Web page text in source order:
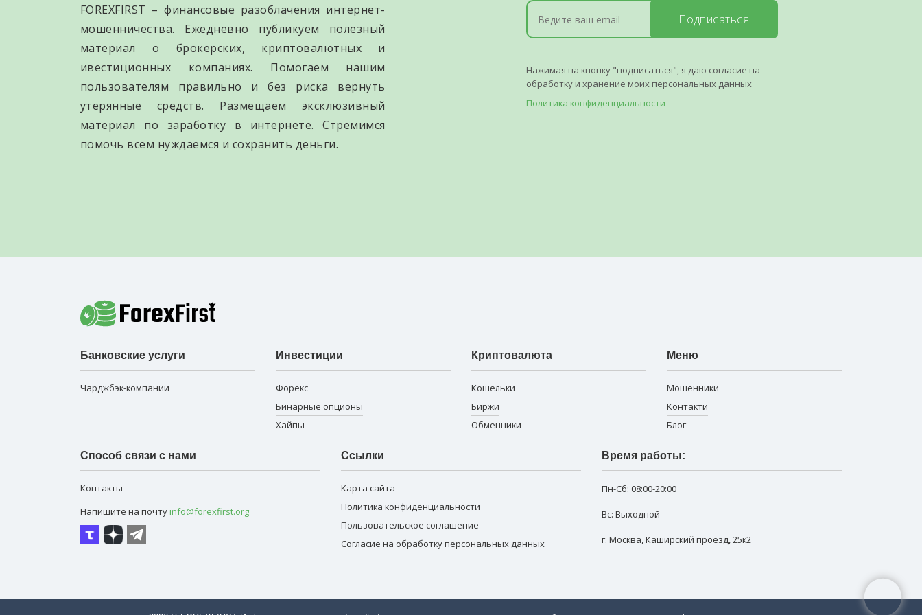
FOREXFIRST – финансовые разоблачения интернет-
мошенничества. Ежедневно публикуем полезный
материал о брокерских, криптовалютных и
ивестиционных компаниях. Помогаем нашим
пользователям правильно и без риска вернуть
утерянные средств. Размещаем эксклюзивный
материал по заработку в интернете. Стремимся
помочь всем нуждаемся и сохранить деньги.
Подписаться
Нажимая на кнопку "подписаться", я даю согласие на
обработку и хранение моих персональных данных
Политика конфиденциальности
Банковские услуги
Чарджбэк-компании
Инвестиции
Форекс
Бинарные опционы
Хайпы
Криптовалюта
Кошельки
Биржи
Обменники
Меню
Мошенники
Контакти
Блог
Способ связи с нами
Контакты
Напишите на почту info@forexfirst.org
Ссылки
Карта сайта
Политика конфиденциальности
Пользовательское соглашение
Согласие на обработку персональных данных
Время работы:
Пн-Сб: 08:00-20:00
Вс: Выходной
г. Москва,Каширский проезд, 25к2